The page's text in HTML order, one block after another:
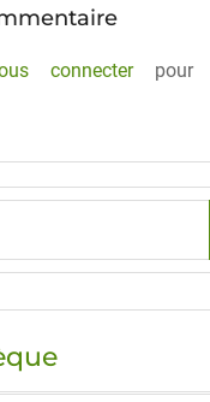
connecterpour